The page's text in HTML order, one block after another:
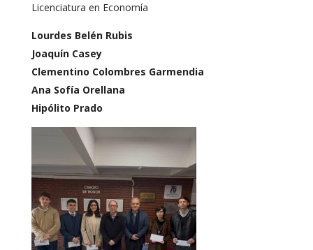
Licenciatura en Economía
Lourdes Belén Rubis
Joaquín Casey
Clementino Colombres Garmendia
Ana Sofía Orellana
Hipólito Prado